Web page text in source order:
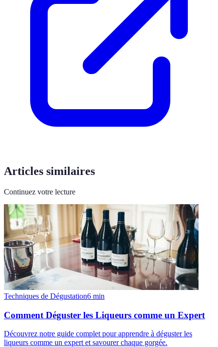
Articles similaires
Continuez votre lecture
Techniques de Dégustation6 min
Comment Déguster les Liqueurs comme un Expert
Découvrez notre guide complet pour apprendre à déguster les
liqueurs comme un expert et savourer chaque gorgée.